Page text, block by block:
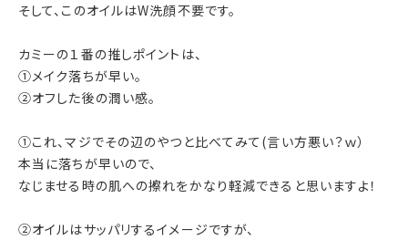
そして、このオイルはW洗顔不要です。
カミーの１番の推しポイントは、
①メイク落ちが早い。
②オフした後の潤い感。
①これ、マジでその辺のやつと比べてみて(言い方悪い？ｗ）
本当に落ちが早いので、
なじませる時の肌への擦れをかなり軽減できると思いますよ！
②オイルはサッパリするイメージですが、